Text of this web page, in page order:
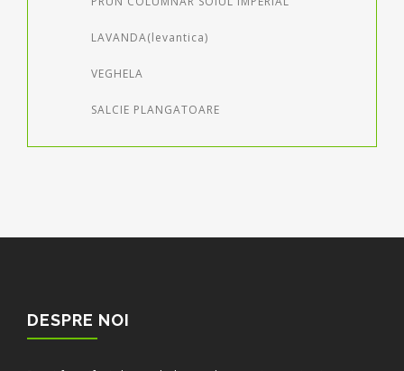
LAVANDA(levantica)
VEGHELA
SALCIE PLANGATOARE
DESPRE NOI